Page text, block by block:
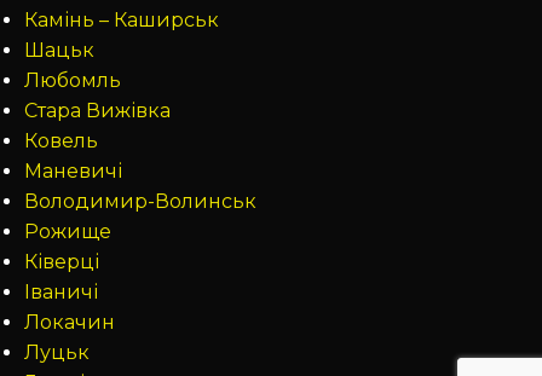
Камінь – Каширськ
Шацьк
Любомль
Стара Вижівка
Ковель
Маневичі
Володимир-Волинськ
Рожище
Ківерці
Іваничі
Локачин
Луцьк